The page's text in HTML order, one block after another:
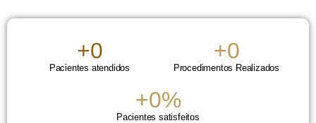
Pacientes atendidos
+0
Procedimentos Realizados
+0
Pacientes satisfeitos
+0%